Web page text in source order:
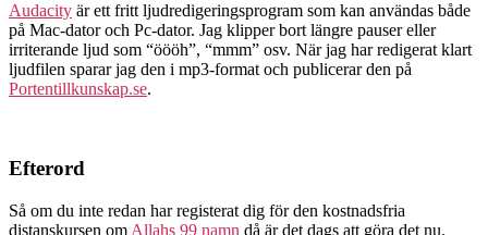
Audacity är ett fritt ljudredigeringsprogram som kan användas både
på Mac-dator och Pc-dator. Jag klipper bort längre pauser eller
irriterande ljud som “öööh”, “mmm” osv. När jag har redigerat klart
ljudfilen sparar jag den i mp3-format och publicerar den på
Portentillkunskap.se.
Efterord
Så om du inte redan har registerat dig för den kostnadsfria
distanskursen om Allahs 99 namn då är det dags att göra det nu.